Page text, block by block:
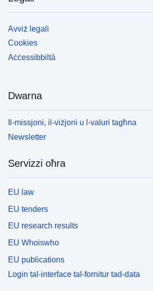
Avviż legali
Cookies
Aċċessibbiltà
Dwarna
Il-missjoni, il-viżjoni u l-valuri tagħna
Newsletter
Servizzi oħra
EU law
EU tenders
EU research results
EU Whoiswho
EU publications
Login tal-interface tal-fornitur tad-data